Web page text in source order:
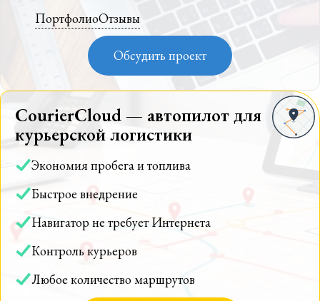
ПортфолиоОтзывы
Обсудить проект
CourierCloud — автопилот для
курьерской логистики
Экономия пробега и топлива
Быстрое внедрение
Навигатор не требует Интернета
Контроль курьеров
Любое количество маршрутов